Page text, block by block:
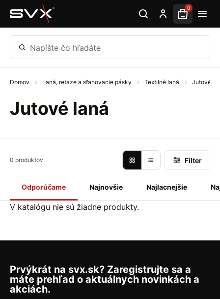
Preskočiť na hlavný obsah 0
Napíšte čo hľadáte
Domov Laná, reťaze a sťahovacie pásky Textilné laná Jutové
Jutové laná
Odporúčame Najnovšie Najlacnejšie
0 produktov Filter
V katalógu nie sú žiadne produkty.
Prvýkrát na svx.sk? Zaregistrujte sa a
máte prehľad o aktuálnych novinkách a
akciách.